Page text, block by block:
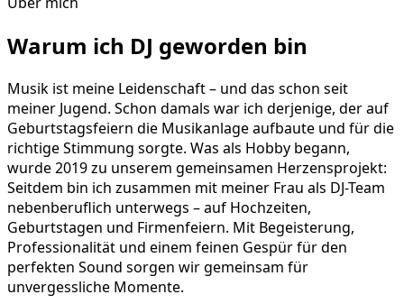
Warum ich DJ geworden bin
Musik ist meine Leidenschaft – und das schon seit
meiner Jugend. Schon damals war ich derjenige, der auf
Geburtstagsfeiern die Musikanlage aufbaute und für die
richtige Stimmung sorgte. Was als Hobby begann,
wurde 2019 zu unserem gemeinsamen Herzensprojekt:
Seitdem bin ich zusammen mit meiner Frau als DJ-Team
nebenberuflich unterwegs – auf Hochzeiten,
Geburtstagen und Firmenfeiern. Mit Begeisterung,
Professionalität und einem feinen Gespür für den
perfekten Sound sorgen wir gemeinsam für
unvergessliche Momente.